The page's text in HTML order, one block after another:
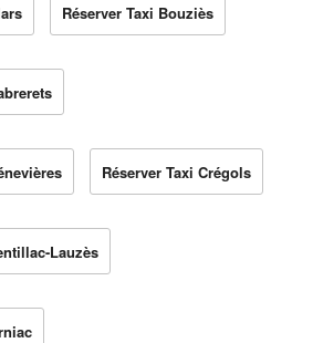
Réserver Taxi Bouziès
Réserver Taxi Crégols
Lauzès